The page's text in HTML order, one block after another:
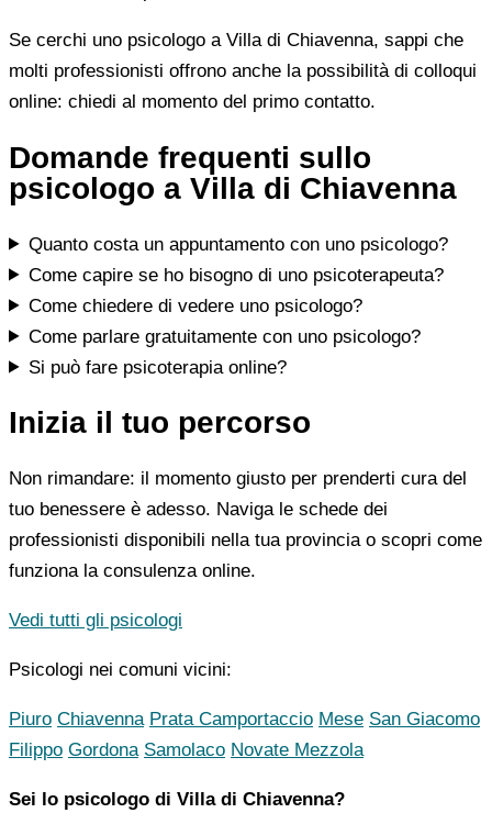
Se cerchi uno psicologo a Villa di Chiavenna, sappi che
molti professionisti offrono anche la possibilità di colloqui
online: chiedi al momento del primo contatto.
Domande frequenti sullo
psicologo a Villa di Chiavenna
Quanto costa un appuntamento con uno psicologo?
Come capire se ho bisogno di uno psicoterapeuta?
Come chiedere di vedere uno psicologo?
Come parlare gratuitamente con uno psicologo?
Si può fare psicoterapia online?
Inizia il tuo percorso
Non rimandare: il momento giusto per prenderti cura del
tuo benessere è adesso. Naviga le schede dei
professionisti disponibili nella tua provincia o scopri come
funziona la consulenza online.
Vedi tutti gli psicologi
Psicologi nei comuni vicini:
Piuro Chiavenna Prata Camportaccio Mese San Giacomo
Filippo Gordona Samolaco Novate Mezzola
Sei lo psicologo di Villa di Chiavenna?